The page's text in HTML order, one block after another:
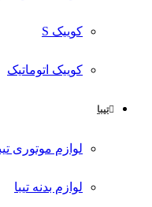
کوییک S
کوییک اتوماتیک
تیبا
لوازم موتوری تیبا
لوازم بدنه تیبا